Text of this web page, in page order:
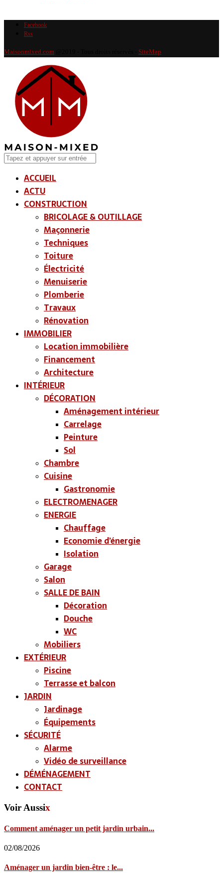
Facebook
Rss
Maisonmixed.com SiteMap
ACCUEIL
ACTU
CONSTRUCTION
BRICOLAGE & OUTILLAGE
Maçonnerie
Techniques
Toiture
Électricité
Menuiserie
Plomberie
Travaux
Rénovation
IMMOBILIER
Location immobilière
Financement
Architecture
INTÉRIEUR
DÉCORATION
Aménagement intérieur
Carrelage
Peinture
Sol
Chambre
Cuisine
Gastronomie
ELECTROMENAGER
ENERGIE
Chauffage
Economie d’énergie
Isolation
Garage
Salon
SALLE DE BAIN
Décoration
Douche
WC
Mobiliers
EXTÉRIEUR
Piscine
Terrasse et balcon
JARDIN
Jardinage
Équipements
SÉCURITÉ
Alarme
Vidéo de surveillance
DÉMÉNAGEMENT
CONTACT
Voir Aussix
Comment aménager un petit jardin urbain...
02/08/2026
Aménager un jardin bien-être : le...